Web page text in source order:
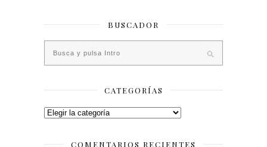
BUSCADOR
CATEGORÍAS
Categorías
COMENTARIOS RECIENTES